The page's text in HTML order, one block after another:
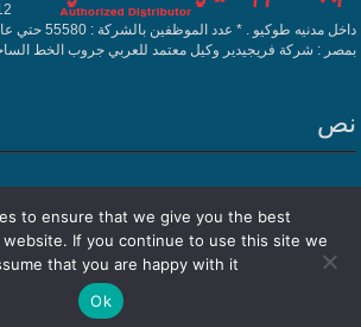
بمصر : شركة فريجيدير وكيل معتمد للعربي جروب الخط الساخن
نص
Powered by تكييف شارب| Designed by
to ensure that we give you the best
If you continue to use this site we
that you are happy with it.
Ok